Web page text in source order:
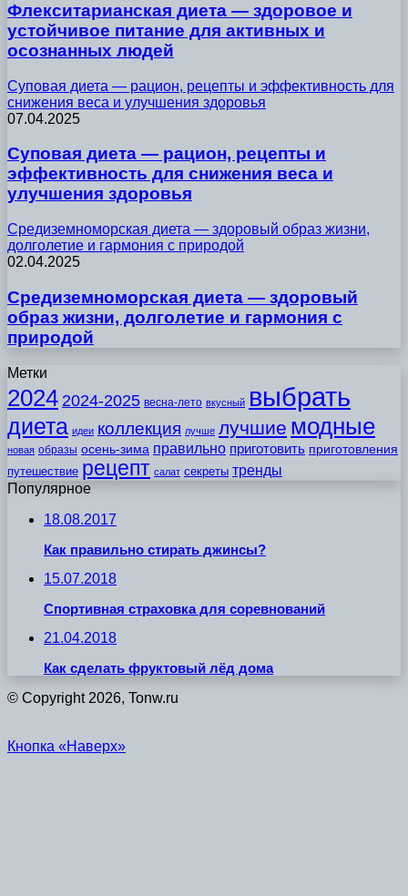
Флекситарианская диета — здоровое и
устойчивое питание для активных и
осознанных людей
Суповая диета — рацион, рецепты и эффективность для
снижения веса и улучшения здоровья
07.04.2025
Суповая диета — рацион, рецепты и
эффективность для снижения веса и
улучшения здоровья
Средиземноморская диета — здоровый образ жизни,
долголетие и гармония с природой
02.04.2025
Средиземноморская диета — здоровый
образ жизни, долголетие и гармония с
природой
Метки
2024 2024-2025 весна-лето вкусный выбрать
диета идеи коллекция лучше лучшие модные
новая образы осень-зима правильно приготовить приготовления
путешествие рецепт салат секреты тренды
Популярное
18.08.2017
Как правильно стирать джинсы?
15.07.2018
Спортивная страховка для соревнований
21.04.2018
Как сделать фруктовый лёд дома
© Copyright 2026, Tonw.ru
Кнопка «Наверх»